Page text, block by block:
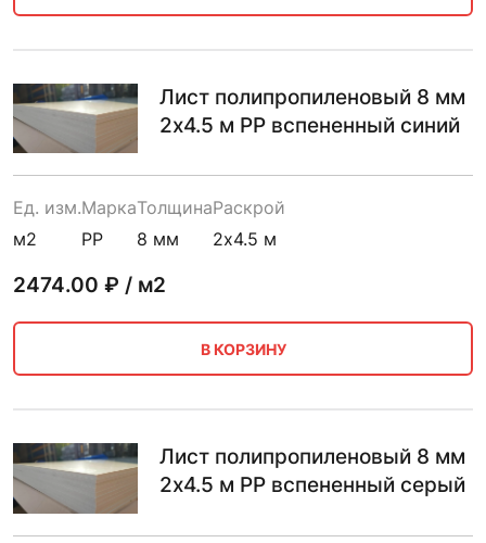
Лист полипропиленовый 8 мм
2х4.5 м PP вспененный синий
Ед. изм.
м2
Марка
PP
Толщина
8 мм
Раскрой
2х4.5 м
2474.00 ₽ / м2
В КОРЗИНУ
Лист полипропиленовый 8 мм
2х4.5 м PP вспененный серый